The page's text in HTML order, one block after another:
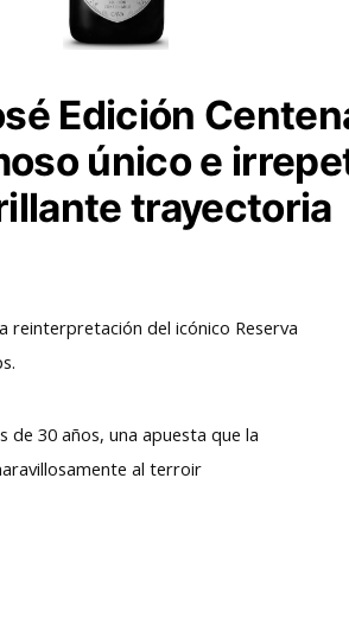
Edición
único e
trayectoria
reinterpretación del icónico Reserva
30 años, una apuesta que la
al terroir